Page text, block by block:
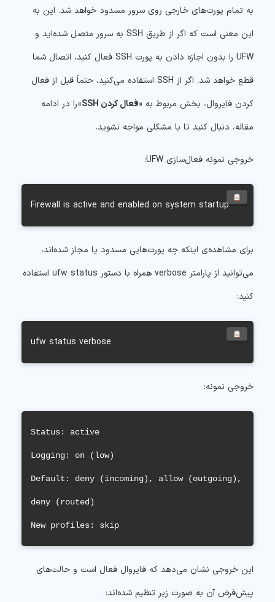
به تمام پورت‌های خارجی روی سرور مسدود خواهد شد. این به
این معنی است که اگر از طریق SSH به سرور متصل شده‌اید و
UFW را بدون اجازه دادن به پورت SSH فعال کنید، اتصال شما
قطع خواهد شد. اگر از SSH استفاده می‌کنید، حتماً قبل از فعال
کردن فایروال، بخش مربوط به «فعال کردن SSH
» را در ادامه
مقاله، دنبال کنید تا با مشکلی مواجه نشوید.
خروجی نمونه فعال‌سازی UFW:
Firewall is active and enabled on system startup
برای مشاهده‌ی اینکه چه پورت‌هایی مسدود یا مجاز شده‌اند،
می‌توانید از پارامتر verbose همراه با دستور ufw status استفاده
کنید:
ufw status verbose
خروجی نمونه:
Status: active
Logging: on (low)
Default: deny (incoming), allow (outgoing),
deny (routed)
New profiles: skip
این خروجی نشان می‌دهد که فایروال فعال است و حالت‌های
پیش‌فرض آن به صورت زیر تنظیم شده‌اند: